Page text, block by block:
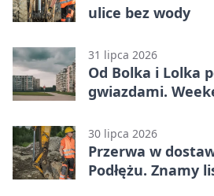
ulice bez wody
31 lipca 2026
Od Bolka i Lolka
gwiazdami.
30 lipca 2026
Przerwa w
Podłężu. Znamy